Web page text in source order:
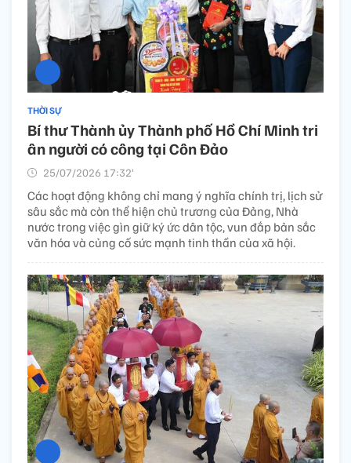
THỜI SỰ
Bí thư Thành ủy Thành phố Hồ Chí Minh tri
ân người có công tại Côn Đảo
25/07/2026 17:32’
Các hoạt động không chỉ mang ý nghĩa chính trị, lịch sử
sâu sắc mà còn thể hiện chủ trương của Đảng, Nhà
nước trong việc gìn giữ ký ức dân tộc, vun đắp bản sắc
văn hóa và củng cố sức mạnh tinh thần của xã hội.